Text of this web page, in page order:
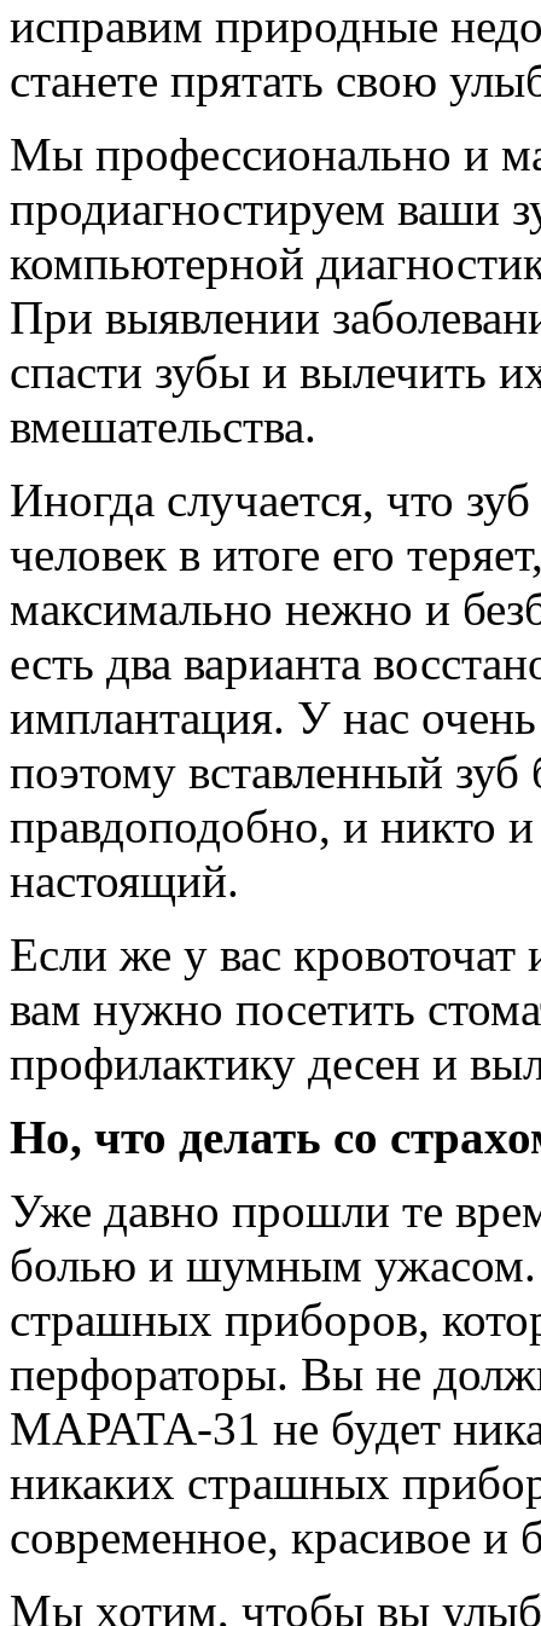
исправим природные
станете прятать свою
Мы профессионально и
продиагностируем ваши
компьютерной
При выявлении
спасти зубы и вылечить
вмешательства.
Иногда случается, что
человек в итоге его
максимально нежно и
есть два варианта
имплантация. У нас
поэтому вставленный зуб
правдоподобно, и никто
настоящий.
Если же у вас кровоточат
вам нужно посетить
профилактику десен и
Но, что делать со
Уже давно прошли те
болью и шумным ужасом.
страшных приборов,
перфораторы. Вы не
МАРАТА-31 не будет
никаких страшных
современное, красивое и
Мы хотим, чтобы вы